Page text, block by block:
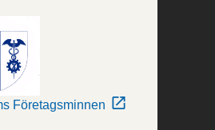
Företagsminnen